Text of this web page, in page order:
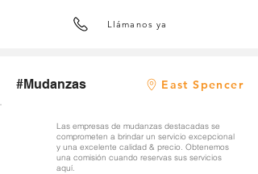
Llámanos ya
#Mudanzas East Spencer
Las empresas de mudanzas destacadas se
comprometen a brindar un servicio excepcional
y una excelente calidad & precio. Obtenemos
una comisión cuando reservas sus servicios
aquí.